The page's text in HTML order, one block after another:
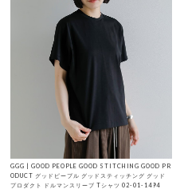
GGG | GOOD PEOPLE GOOD STITCHING GOOD PR
ODUCT グッドピープル グッドスティッチング グッド
プロダクト ドルマンスリーブ Tシャツ 02-01-1494